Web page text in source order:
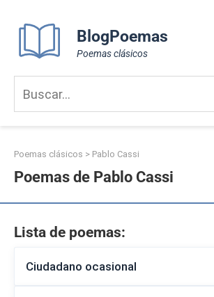
content
BlogPoemas
Poemas clásicos
Poemas clásicos > Pablo Cassi
Poemas de Pablo Cassi
Lista de poemas:
Ciudadano ocasional